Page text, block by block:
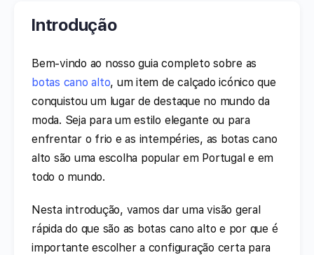
Introdução
Bem-vindo ao nosso guia completo sobre as
botas cano alto, um item de calçado icónico que
conquistou um lugar de destaque no mundo da
moda. Seja para um estilo elegante ou para
enfrentar o frio e as intempéries, as botas cano
alto são uma escolha popular em Portugal e em
todo o mundo.
Nesta introdução, vamos dar uma visão geral
rápida do que são as botas cano alto e por que é
importante escolher a configuração certa para